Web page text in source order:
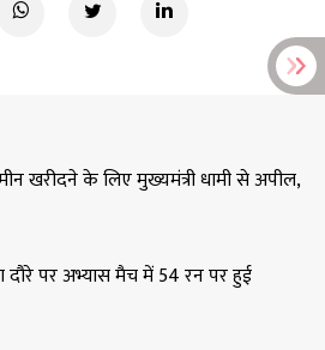
खरीदने के लिए मुख्यमंत्री धामी से अपील,
दौरे पर अभ्यास मैच में 54 रन पर हुई